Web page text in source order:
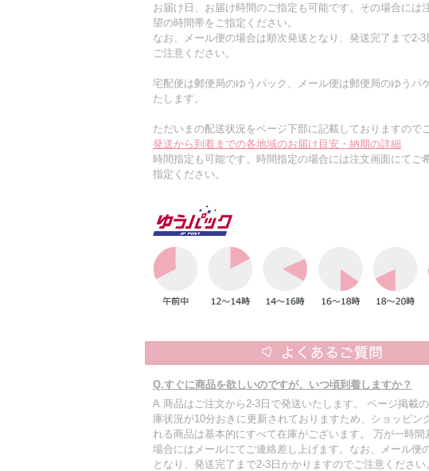
お届け日、お届け時間のご指定も可能です。その場合には
望の時間帯をご指定ください。
なお、メール便の場合は順次発送となり、発送完了まで2-
ご注意ください。
宅配便は郵便局のゆうパック、メール便は郵便局のゆうパ
たします。
ただいまの配送状況をページ下部に記載しておりますので
発送から到着までの各地域のお届け目安・納期の詳細
時間指定も可能です。時間指定の場合には注文画面にてご
指定ください。
Q.すぐに商品を欲しいのですが、いつ頃到着しますか？
A.商品はご注文から2-3日で発送いたします。 ページ掲載
庫状況が10分おきに更新されておりますため、ショッピン
れる商品は基本的にすべて在庫がございます。 万が一時間
場合にはメールにてご連絡差し上げます。なお、メール便
となり、発送完了まで2-3日かかりますのでご注意ください